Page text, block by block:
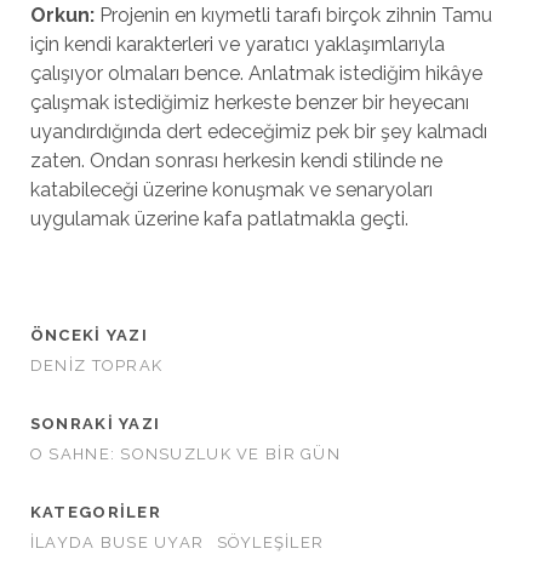
Orkun:Projenin en kıymetli tarafı birçok zihnin Tamu
için kendi karakterleri ve yaratıcı yaklaşımlarıyla
çalışıyor olmaları bence. Anlatmak istediğim hikâye
çalışmak istediğimiz herkeste benzer bir heyecanı
uyandırdığında dert edeceğimiz pek bir şey kalmadı
zaten. Ondan sonrası herkesin kendi stilinde ne
katabileceği üzerine konuşmak ve senaryoları
uygulamak üzerine kafa patlatmakla geçti.
ÖNCEKI YAZI
DENİZ TOPRAK
SONRAKI YAZI
O SAHNE: SONSUZLUK VE BİR GÜN
KATEGORILER
İLAYDA BUSE UYAR
SÖYLEŞİLER